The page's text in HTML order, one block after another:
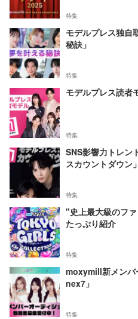
特集
モデルプレス独自
秘訣」
特集
モデルプレス読者
特集
SNS影響力トレン
スカウントダウン」
特集
"史上最大級のフ
たっぷり紹介
特集
moxymill新メン
nex7」
特集